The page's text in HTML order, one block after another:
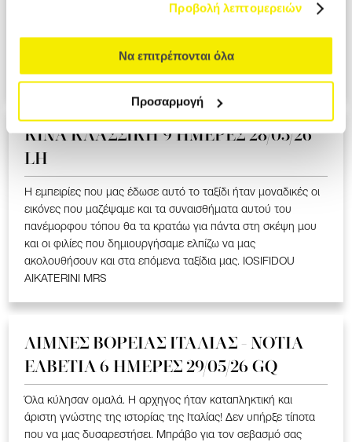
Προβολή λεπτομερειών
Να επιτρέπονται όλα
Προσαρμογή
ΗΜΕΡΕΣ 29/05/26 ΑΖ
ΥΠΕΡΟΧΟ ΤΑΞΙΔΙ ΠΟΥ ΜΑΣ ΕΚΑΝΕ ΝΑ ΣΥΓΚΙΝΗΘΟΥΜΕ ΣΤΑ
ΚΙΝΑ KΛΑΣΣΙΚΗ 9 ΗΜΕΡΕΣ 28/05/26
LH
Η εμπειρίες που μας έδωσε αυτό το ταξίδι ήταν μοναδικές οι
εικόνες που μαζέψαμε και τα συναισθήματα αυτού του
πανέμορφου τόπου θα τα κρατάω για πάντα στη σκέψη μου
και οι φιλίες που δημιουργήσαμε ελπίζω να μας
ακολουθήσουν και στα επόμενα ταξίδια μας. IOSIFIDOU
AIKATERINI MRS
ΛΙΜΝΕΣ ΒΟΡΕΙΑΣ ΙΤΑΛΙΑΣ - ΝΟΤΙΑ
ΕΛΒΕΤΙΑ 6 ΗΜΕΡΕΣ 29/05/26 GQ
Όλα κύλησαν ομαλά. Η αρχηγος ήταν καταπληκτική και
άριστη γνώστης της ιστορίας της Ιταλίας! Δεν υπήρξε τίποτα
που να μας δυσαρεστήσει. Μπράβο για τον σεβασμό σας